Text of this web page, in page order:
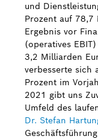
und
Prozent auf 78,7
Ergebnis vor
(operatives
3,2 Milliarden
verbesserte sich
Prozent im
2021 gibt uns
Umfeld des
Dr. Stefan